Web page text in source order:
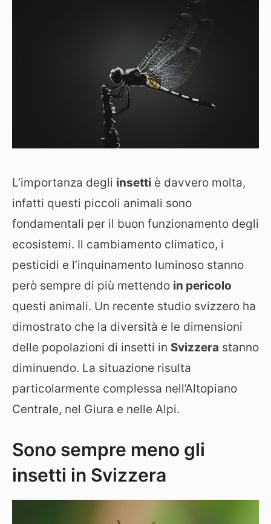
L’importanza degli insetti è davvero molta,
infatti questi piccoli animali sono
fondamentali per il buon funzionamento degli
ecosistemi. Il cambiamento climatico, i
pesticidi e l’inquinamento luminoso stanno
però sempre di più mettendo in pericolo
questi animali. Un recente studio svizzero ha
dimostrato che la diversità e le dimensioni
delle popolazioni di insetti in Svizzera stanno
diminuendo. La situazione risulta
particolarmente complessa nell’Altopiano
Centrale, nel Giura e nelle Alpi.
Sono sempre meno gli
insetti in Svizzera